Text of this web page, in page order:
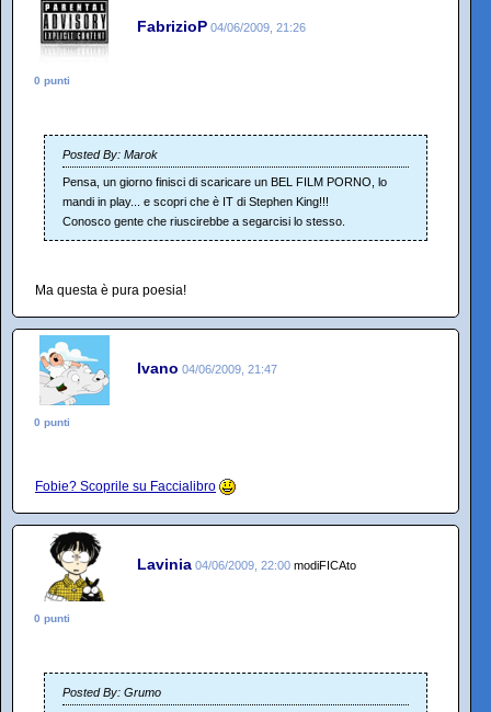
FabrizioP 04/06/2009, 21:26
0 punti
Posted By: Marok
Pensa, un giorno finisci di scaricare un BEL FILM PORNO, lo
mandi in play... e scopri che è IT di Stephen King!!!
Conosco gente che riuscirebbe a segarcisi lo stesso.
Ma questa è pura poesia!
Ivano 04/06/2009, 21:47
0 punti
Fobie? Scoprile su Faccialibro
Lavinia 04/06/2009, 22:00 modiFICAto
0 punti
Posted By: Grumo